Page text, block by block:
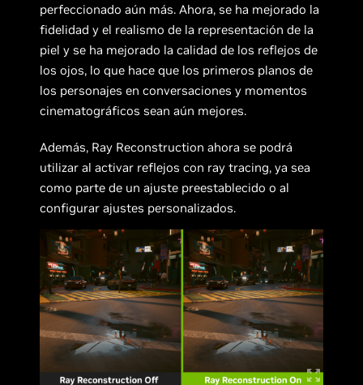
perfeccionado aún más. Ahora, se ha mejorado la
fidelidad y el realismo de la representación de la
piel y se ha mejorado la calidad de los reflejos de
los ojos, lo que hace que los primeros planos de
los personajes en conversaciones y momentos
cinematográficos sean aún mejores.
Además, Ray Reconstruction ahora se podrá
utilizar al activar reflejos con ray tracing, ya sea
como parte de un ajuste preestablecido o al
configurar ajustes personalizados.